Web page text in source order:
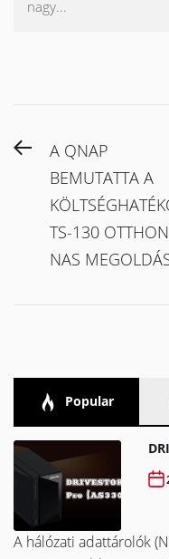
nagy...
Bejegyzés
navigáció
PreviousA QNAP
BEMUTATTA A
TS-130
NAS
Popular
A hálózati adattárolók